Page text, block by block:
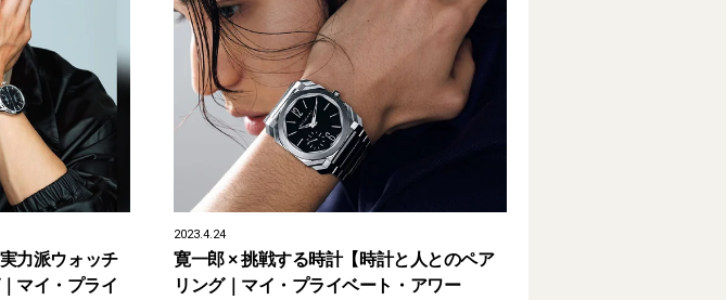
力派ウォッチ
マイ・プライ
2023.4.24
寛一郎 × 挑戦する時計【時計と人とのペア
リング｜マイ・プライベート・アワー